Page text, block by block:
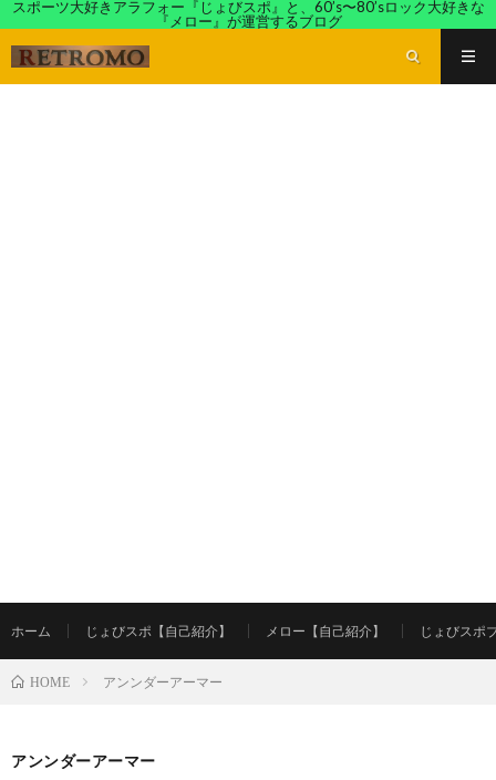
スポーツ大好きアラフォー『じょびスポ』と、60’s〜80’sロック大好きな
『メロー』が運営するブログ
ホーム じょびスポ【自己紹介】 メロー【自己紹介】 じょびスポ
HOME アンンダーアーマー
アンンダーアーマー